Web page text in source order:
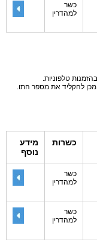
כשר
למהדרין
טלפוניות.
להקליד את מספר התו.
כשרות
מידע
נוסף
כשר
למהדרין
כשר
למהדרין